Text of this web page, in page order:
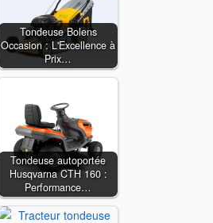
Tondeuse Bolens
Occasion : L'Excellence à
Prix…
Tondeuse autoportée
Husqvarna CTH 160 :
Performance…